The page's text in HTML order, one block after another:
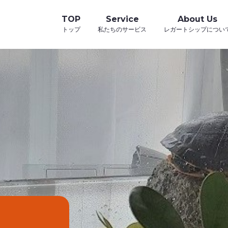
TOP Service About Us